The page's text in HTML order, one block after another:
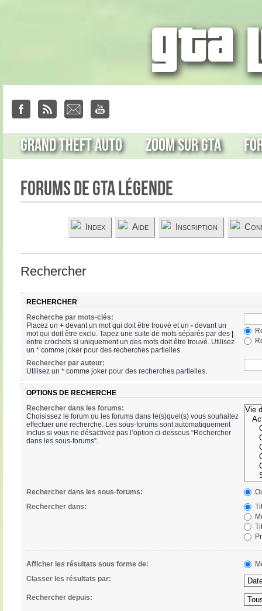
Grand Theft Auto Zoom sur GTA
Forums de GTA Légende
Index Aide Inscription
Rechercher
RECHERCHER
Recherche par mots-clés:
Placez un +devant un mot qui doit être trouvé et un -devant un
mot qui doit être exclu. Tapez une suite de mots séparés par des
entre crochets si uniquement un des mots doit être trouvé. Utilisez
un * comme joker pour des recherches partielles.
Rechercher par auteur:
Utilisez un * comme joker pour des recherches partielles.
OPTIONS DE RECHERCHE
Rechercher dans les forums:
Choisissez le forum ou les forums dans le(s)quel(s) vous souhaitez
effectuer une recherche. Les sous-forums sont automatiquement
inclus si vous ne désactivez pas l’option ci-dessous “Rechercher
dans les sous-forums”.
Rechercher dans les sous-forums:
Rechercher dans:
Afficher les résultats sous forme de:
Classer les résultats par:
Rechercher depuis: